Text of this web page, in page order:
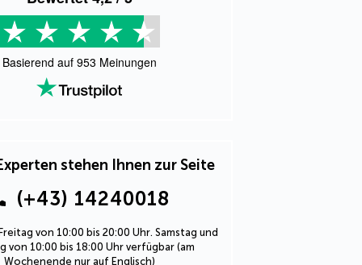
Basierend auf 953 Meinungen
stehen Ihnen zur Seite
(+43) 14240018
von 10:00 bis 20:00 Uhr. Samstag und
von 10:00 bis 18:00 Uhr verfügbar (am
Wochenende nur auf Englisch)